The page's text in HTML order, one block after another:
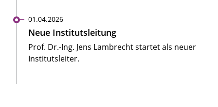
01.04.2026
Neue Institutsleitung
Prof. Dr.-Ing. Jens Lambrecht startet als neuer
Institutsleiter.